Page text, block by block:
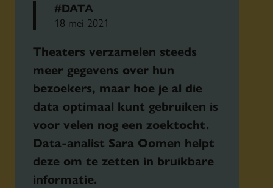
#DATA
18 mei 2021
Theaters verzamelen steeds
meer gegevens over hun
bezoekers, maar hoe je al die
data optimaal kunt gebruiken is
voor velen nog een zoektocht.
Data-analist Sara Oomen helpt
deze om te zetten in bruikbare
informatie.